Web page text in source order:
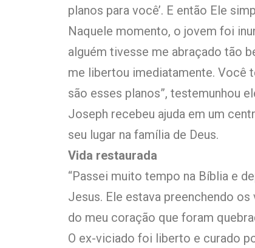
planos para você’. E então Ele
Naquele momento, o jovem foi
alguém tivesse me abraçado tão
me libertou imediatamente. Você
são esses planos”, testemunhou
Joseph recebeu ajuda em um
seu lugar na família de Deus.
Vida restaurada
“Passei muito tempo na Bíblia e
Jesus. Ele estava preenchendo
do meu coração que foram
O ex-viciado foi liberto e curado